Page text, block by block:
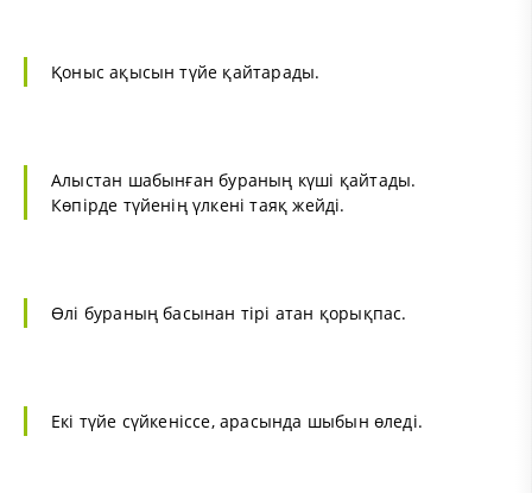
Қоныс ақысын түйе қайтарады.
Алыстан шабынған бураның күші қайтады.
Көпірде түйенің үлкені таяқ жейді.
Өлі бураның басынан тірі атан қорықпас.
Екі түйе сүйкеніссе, арасында шыбын өледі.